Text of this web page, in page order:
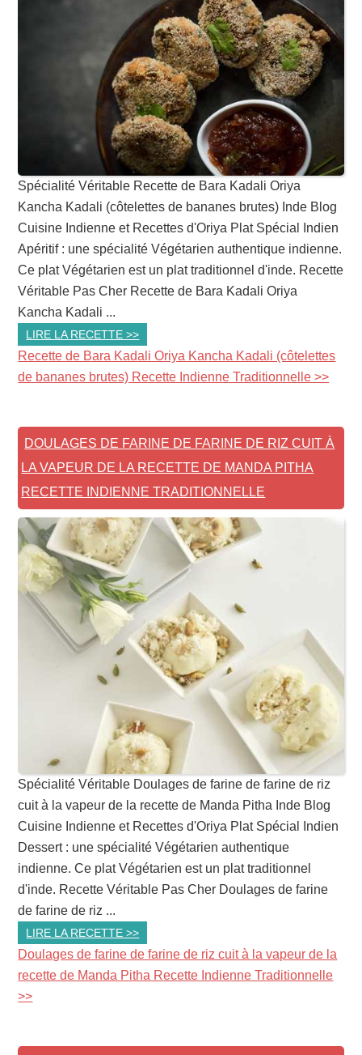
Spécialité Véritable Recette de Bara Kadali Oriya
Kancha Kadali (côtelettes de bananes brutes) Inde Blog
Cuisine Indienne et Recettes d'Oriya Plat Spécial Indien
Apéritif : une spécialité Végétarien authentique indienne.
Ce plat Végétarien est un plat traditionnel d'inde. Recette
Véritable Pas Cher Recette de Bara Kadali Oriya
Kancha Kadali ...
LIRE LA RECETTE >>
Recette de Bara Kadali Oriya Kancha Kadali (côtelettes
de bananes brutes) Recette Indienne Traditionnelle >>
DOULAGES DE FARINE DE FARINE DE RIZ CUIT À
LA VAPEUR DE LA RECETTE DE MANDA PITHA
RECETTE INDIENNE TRADITIONNELLE
Spécialité Véritable Doulages de farine de farine de riz
cuit à la vapeur de la recette de Manda Pitha Inde Blog
Cuisine Indienne et Recettes d'Oriya Plat Spécial Indien
Dessert : une spécialité Végétarien authentique
indienne. Ce plat Végétarien est un plat traditionnel
d'inde. Recette Véritable Pas Cher Doulages de farine
de farine de riz ...
LIRE LA RECETTE >>
Doulages de farine de farine de riz cuit à la vapeur de la
recette de Manda Pitha Recette Indienne Traditionnelle
>>